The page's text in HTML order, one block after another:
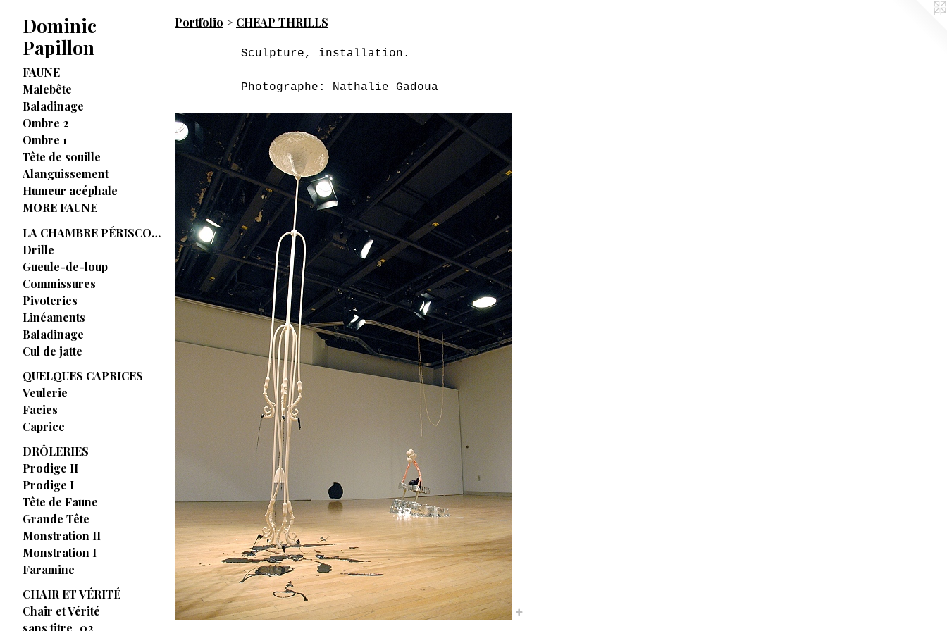
Dominic
Papillon
FAUNE
Malebête
Baladinage
Ombre 2
Ombre 1
Tête de souille
Alanguissement
Humeur acéphale
MORE FAUNE
LA CHAMBRE PÉRISCOPIQUE
Drille
Gueule-de-loup
Commissures
Pivoteries
Linéaments
Baladinage
Cul de jatte
QUELQUES CAPRICES
Veulerie
Facies
Caprice
DRÔLERIES
Prodige II
Prodige I
Tête de Faune
Grande Tête
Monstration II
Monstration I
Faramine
CHAIR ET VÉRITÉ
Chair et Vérité
sans titre_02
Portfolio > CHEAP THRILLS
Sculpture, installation.
Photographe: Nathalie Gadoua